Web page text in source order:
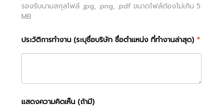
รองรับนามสกุลไฟล์.jpg, .png, .pdf ขนาดไฟล์ต้องไม่เกิน 5
MB
ประวัติการทำงาน (ระบุชื่อบริษัท ชื่อตำแหน่ง ที่ทำงานล่าสุด) *
แสดงความคิดเห็น (ถ้ามี)